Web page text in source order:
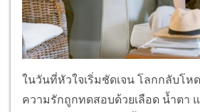
ในวันที่หัวใจเริ่มชัดเจน โลกกลับโห
ความรักถูกทดสอบด้วยเลือด น้ำตา